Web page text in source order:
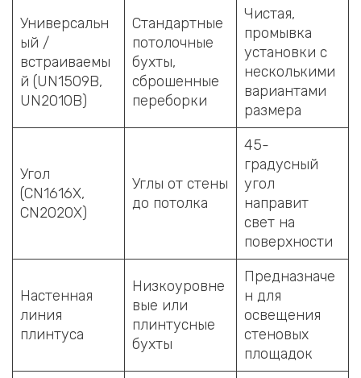
Универсальн
ый /
встраиваемы
й (UN1509B,
UN2010B)
Стандартные
потолочные
бухты,
сброшенные
переборки
Чистая,
промывка
установки с
несколькими
вариантами
размера
Угол
(CN1616X,
CN2020X)
Углы от стены
до потолка
45-
градусный
угол
направит
свет на
поверхности
Настенная
линия
плинтуса
Низкоуровне
вые или
плинтусные
бухты
Предназначе
н для
освещения
стеновых
площадок